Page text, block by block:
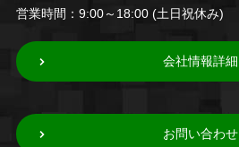
営業時間：9:00～18:00 (土日祝休み)
会社情報詳細
お問い合わせ